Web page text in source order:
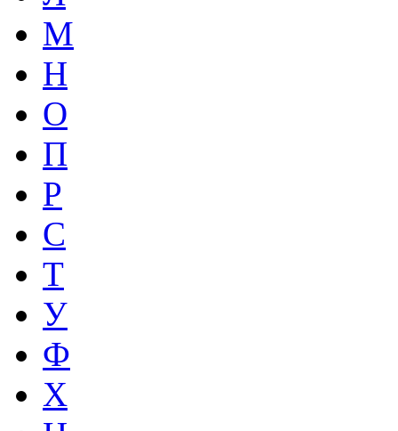
М
Н
О
П
Р
С
Т
У
Ф
Х